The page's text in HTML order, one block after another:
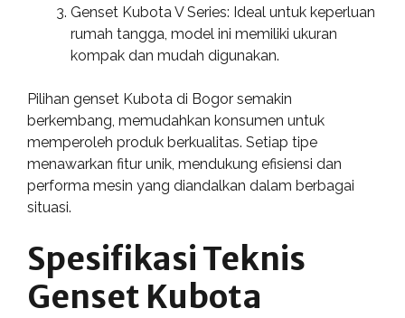
Genset Kubota V Series: Ideal untuk keperluan
rumah tangga, model ini memiliki ukuran
kompak dan mudah digunakan.
Pilihan genset Kubota di Bogor semakin
berkembang, memudahkan konsumen untuk
memperoleh produk berkualitas. Setiap tipe
menawarkan fitur unik, mendukung efisiensi dan
performa mesin yang diandalkan dalam berbagai
situasi.
Spesifikasi Teknis
Genset Kubota